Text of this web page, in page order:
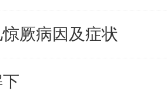
厥病因及症状